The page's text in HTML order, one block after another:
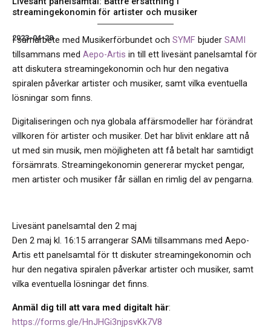
streamingekonomin för artister och musiker
2023-04-28
I samarbete med Musikerförbundet och SYMF bjuder SAMI
tillsammans med Aepo-Artis in till ett livesänt panelsamtal för
att diskutera streamingekonomin och hur den negativa
spiralen påverkar artister och musiker, samt vilka eventuella
lösningar som finns.
Digitaliseringen och nya globala affärsmodeller har förändrat
villkoren för artister och musiker. Det har blivit enklare att nå
ut med sin musik, men möjligheten att få betalt har samtidigt
försämrats. Streamingekonomin genererar mycket pengar,
men artister och musiker får sällan en rimlig del av pengarna.
Livesänt panelsamtal den 2 maj
Den 2 maj kl. 16:15 arrangerar SAMi tillsammans med Aepo-
Artis ett panelsamtal för tt diskuter streamingekonomin och
hur den negativa spiralen påverkar artister och musiker, samt
vilka eventuella lösningar det finns.
Anmäl dig till att vara med digitalt här:
https://forms.gle/HnJHGi3njpsvKk7V8